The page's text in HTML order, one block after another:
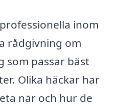
inom
rådgivning om
som passar bäst
Olika häckar har
när och hur de